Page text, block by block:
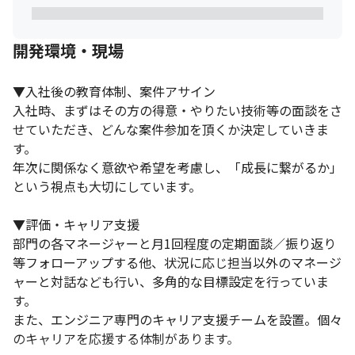
開発環境・現場
▼入社後の教育体制、案件アサイン
入社時、まずはその方の得意・やりたい技術等の面談をさ
せていただき、どんな案件参加を頂くか決定していきま
す。
年次に関係なく意欲や希望を考慮し、「成長に繋がるか」
という視点も大切にしています。
▼評価・キャリア支援
部門の各マネージャーと月1回程度の定期面談／振り返り
等フォローアップする他、状況に応じ担当以外のマネージ
ャーと対話なども行い、多角的な目標設定を行っていま
す。
また、エンジニア専門のキャリア支援チームを設置。個々
のキャリアを応援する体制があります。